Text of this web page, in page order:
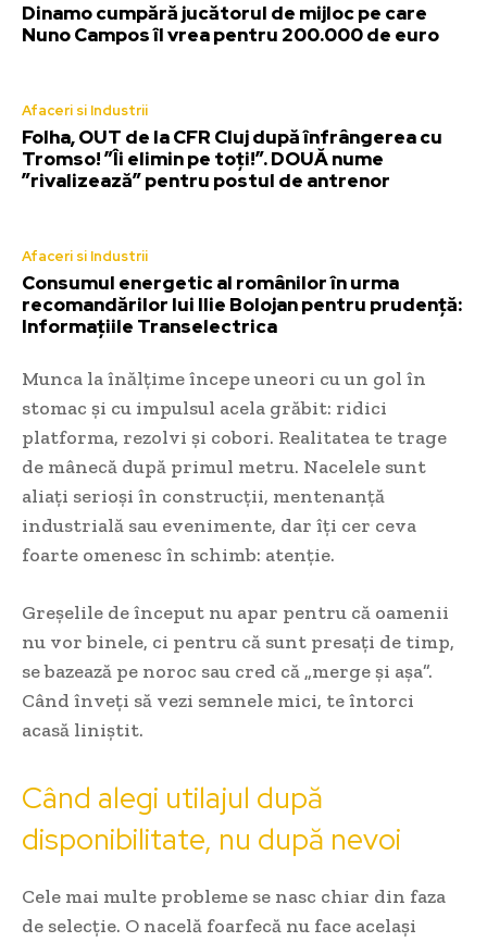
Dinamo cumpără jucătorul de mijloc pe care
Nuno Campos îl vrea pentru 200.000 de euro
Afaceri si Industrii
Folha, OUT de la CFR Cluj după înfrângerea cu
Tromso! ”Îi elimin pe toți!”. DOUĂ nume
”rivalizează” pentru postul de antrenor
Afaceri si Industrii
Consumul energetic al românilor în urma
recomandărilor lui Ilie Bolojan pentru prudență:
Informațiile Transelectrica
Munca la înălțime începe uneori cu un gol în
stomac și cu impulsul acela grăbit: ridici
platforma, rezolvi și cobori. Realitatea te trage
de mânecă după primul metru. Nacelele sunt
aliați serioși în construcții, mentenanță
industrială sau evenimente, dar îți cer ceva
foarte omenesc în schimb: atenție.
Greșelile de început nu apar pentru că oamenii
nu vor binele, ci pentru că sunt presați de timp,
se bazează pe noroc sau cred că „merge și așa”.
Când înveți să vezi semnele mici, te întorci
acasă liniștit.
Când alegi utilajul după
disponibilitate, nu după nevoi
Cele mai multe probleme se nasc chiar din faza
de selecție. O nacelă foarfecă nu face același